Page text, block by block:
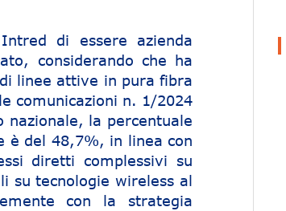
di essere azienda
considerando che ha
linee attive in pura fibra
comunicazioni n. 1/2024
nazionale, la percentuale
è del 48,7%, in linea con
diretti complessivi su
su tecnologie wireless al
con la strategia